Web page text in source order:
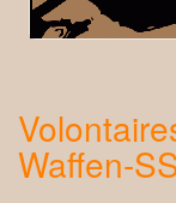
Waffen-